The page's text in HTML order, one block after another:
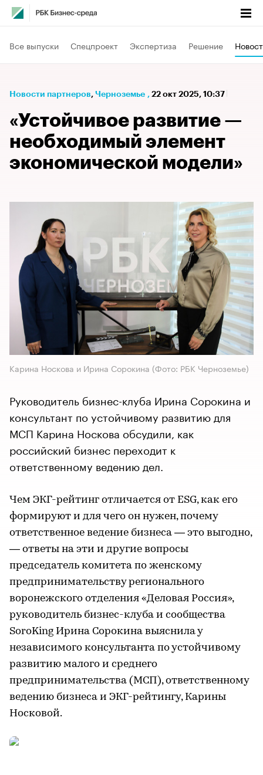
Все выпуски Спецпроект Экспертиза Решение
Новости партнеров⁠, Черноземье , 22 окт 2025, 10:37
«Устойчивое развитие —
необходимый элемент
экономической модели»
Карина Носкова и Ирина Сорокина (Фото: РБК Черноземье)
Руководитель бизнес-клуба Ирина Сорокина и
консультант по устойчивому развитию для
МСП Карина Носкова обсудили, как
российский бизнес переходит к
ответственному ведению дел.
Чем ЭКГ-рейтинг отличается от ESG, как его
формируют и для чего он нужен, почему
ответственное ведение бизнеса — это выгодно,
— ответы на эти и другие вопросы
председатель комитета по женскому
предпринимательству регионального
воронежского отделения «Деловая Россия»,
руководитель бизнес-клуба и сообщества
SoroKing Ирина Сорокина выяснила у
независимого консультанта по устойчивому
развитию малого и среднего
предпринимательства (МСП), ответственному
ведению бизнеса и ЭКГ-рейтингу, Карины
Носковой.